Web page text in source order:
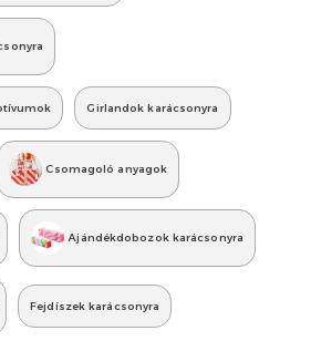
Girlandok karácsonyra
Csomagoló anyagok
Ajándékdobozok karácsonyra
Fejdíszek karácsonyra